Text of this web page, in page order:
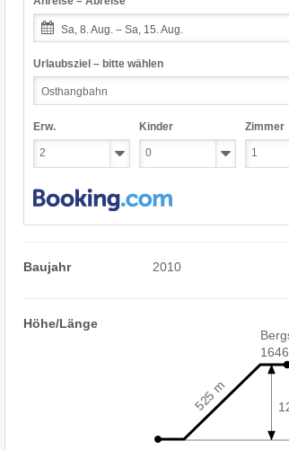
Sa, 8. Aug. – Sa, 15. Aug.
Urlaubsziel – bitte wählen
Erw. Kinder Zimmer
Baujahr 2010
Höhe/Länge
525 m